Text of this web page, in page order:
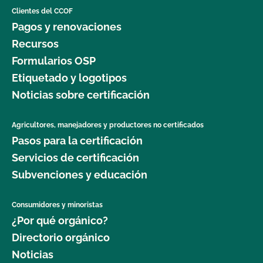
Clientes del CCOF
Pagos y renovaciones
Recursos
Formularios OSP
Etiquetado y logotipos
Noticias sobre certificación
Agricultores, manejadores y productores no certificados
Pasos para la certificación
Servicios de certificación
Subvenciones y educación
Consumidores y minoristas
¿Por qué orgánico?
Directorio orgánico
Noticias